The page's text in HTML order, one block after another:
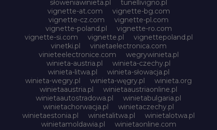
słoweniawinieta.pl
tunellivigno.pl
vignette-at.com
vignette-bg.com
vignette-cz.com
vignette-pl.com
vignette-poland.pl
vignette-ro.com
vignette-si.com
vignette.pl
vignettepoland.pl
vinetki.pl
vinietaelectronica.com
vinieteelectronice.com
wegrywinieta.pl
winieta-austria.pl
winieta-czechy.pl
winieta-litwa.pl
winieta-słowacja.pl
winieta-wegry.pl
winieta-węgry.pl
winieta.org
winietaaustria.pl
winietaaustriaonline.pl
winietaautostradowa.pl
winietabulgaria.pl
winietachorwacja.pl
winietaczechy.pl
winietaestonia.pl
winietalitwa.pl
winietalotwa.pl
winietamoldawia.pl
winietaonline.com